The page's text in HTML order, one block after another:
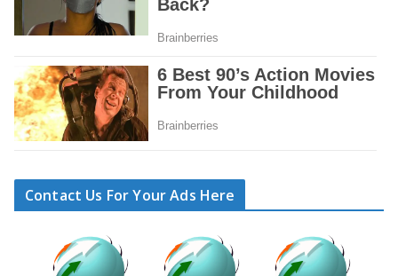
Contact Us For Your Ads Here